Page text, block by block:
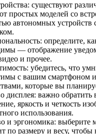
существуют
простых моделей со
автономных устройств
определите,
— отображение
и прочее.
убедитесь, что
с вашим смартфоном
которые вы
дисплея: важно обратить
яркость и четкость
использования.
и эргономика: выберите
по размеру и весу, чтобы